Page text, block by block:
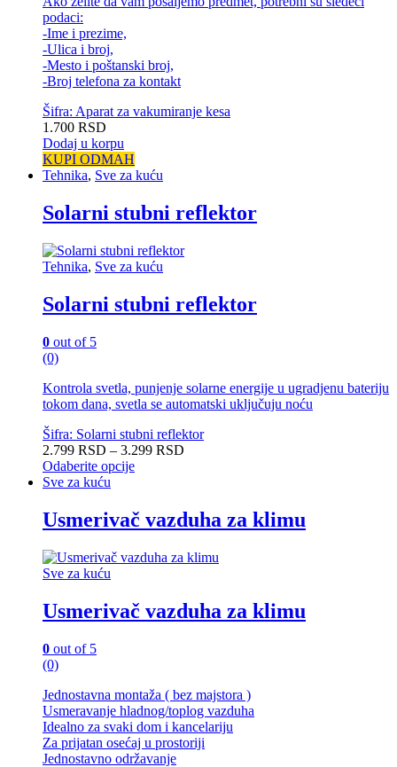
podaci:
-Ime i prezime,
-Ulica i broj,
-Mesto i poštanski broj,
-Broj telefona za kontakt
Šifra: Aparat za vakumiranje kesa
1.700 RSD
Dodaj u korpu
KUPI ODMAH
Tehnika, Sve za kuću
Solarni stubni reflektor
Tehnika, Sve za kuću
Solarni stubni reflektor
0 out of 5
(0)
Kontrola svetla, punjenje solarne energije u ugradjenu bateriju
tokom dana, svetla se automatski uključuju noću
Šifra: Solarni stubni reflektor
2.799 RSD – 3.299 RSD
do
3.299 RSD
Odaberite opcije
Ovaj
ima
više
Opcije
mogu
izabrane
na
stranici
proizvoda.
Sve za kuću
Usmerivač vazduha za klimu
Sve za kuću
Usmerivač vazduha za klimu
0 out of 5
(0)
Jednostavna montaža ( bez majstora )
Usmeravanje hladnog/toplog vazduha
Idealno za svaki dom i kancelariju
Za prijatan osećaj u prostoriji
Jednostavno održavanje